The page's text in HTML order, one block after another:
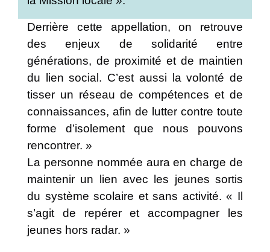
Derrière cette appellation, on retrouve
des enjeux de solidarité entre
générations, de proximité et de maintien
du lien social. C’est aussi la volonté de
tisser un réseau de compétences et de
connaissances, afin de lutter contre toute
forme d’isolement que nous pouvons
rencontrer. »
La personne nommée aura en charge de
maintenir un lien avec les jeunes sortis
du système scolaire et sans activité. « Il
s’agit de repérer et accompagner les
jeunes hors radar. »